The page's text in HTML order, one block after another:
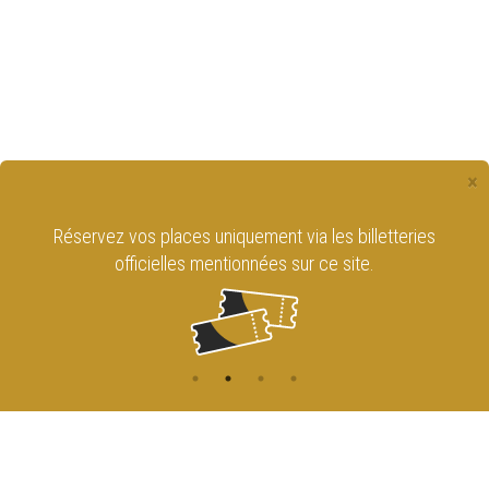
×
Réservez vos places uniquement via les billetteries
officielles mentionnées sur ce site.